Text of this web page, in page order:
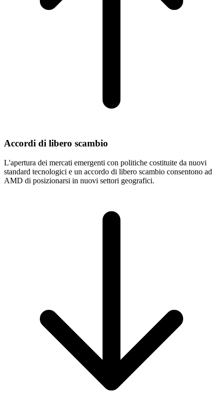
Accordi di libero scambio
L'apertura dei mercati emergenti con politiche costituite da nuovi
standard tecnologici e un accordo di libero scambio consentono ad
AMD di posizionarsi in nuovi settori geografici.